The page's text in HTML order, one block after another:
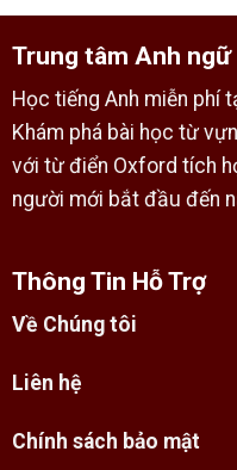
Trung tâm Anh
Học tiếng Anh miễn phí
Khám phá bài học từ
với từ điển Oxford tích
người mới bắt đầu đến
Thông Tin Hỗ Trợ
Về Chúng tôi
Liên hệ
Chính sách bảo mật